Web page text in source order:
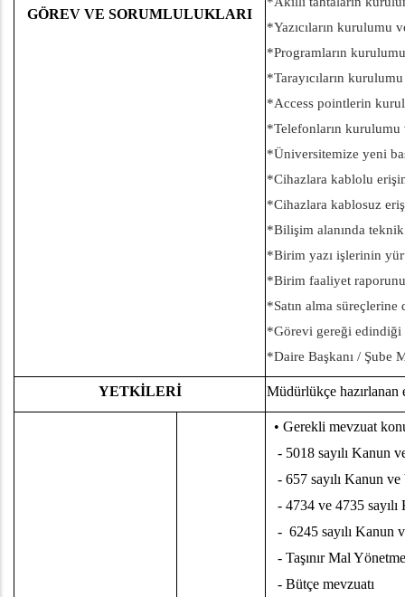
GÖREV VE SORUMLULUKLARI
*Yazıcıların kurulumu
*Programların
*Tarayıcıların
*Access pointlerin
*Telefonların
*Üniversitemize yeni
*Cihazlara kablolu
*Cihazlara kablosuz
*Bilişim alanında
*Birim yazı işlerinin
*Birim faaliyet
*Satın alma süreçlerine
*Görevi gereği
*Daire Başkanı / Şube
YETKİLERİ Müdürlükçe hazırlanan
• Gerekli mevzuat
- 5018 sayılı Kanun
- 657 sayılı Kanun ve
- 4734 ve 4735 sayılı
- 6245 sayılı Kanun
- Taşınır Mal
- Bütçe mevzuatı